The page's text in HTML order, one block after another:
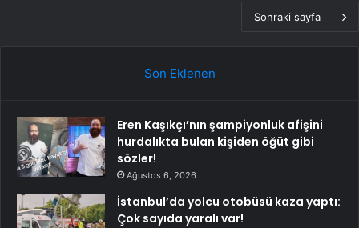
Sonraki sayfa
Son Eklenen
Eren Kaşıkçı’nın şampiyonluk afişini
hurdalıkta bulan kişiden öğüt gibi
sözler!
Ağustos 6, 2026
İstanbul’da yolcu otobüsü kaza yaptı:
Çok sayıda yaralı var!